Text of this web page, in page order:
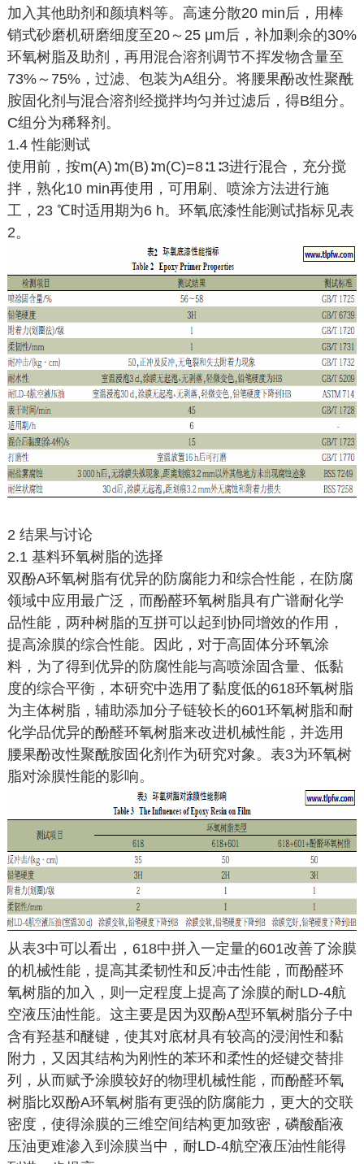
加入其他助剂和颜填料等。高速分散20 min后，用棒
销式砂磨机研磨细度至20～25 μm后，补加剩余的30%
环氧树脂及助剂，再用混合溶剂调节不挥发物含量至
73%～75%，过滤、包装为A组分。将腰果酚改性聚酰
胺固化剂与混合溶剂经搅拌均匀并过滤后，得B组分。
C组分为稀释剂。
1.4 性能测试
使用前，按m(A)∶m(B)∶m(C)=8∶1∶3进行混合，充分搅
拌，熟化10 min再使用，可用刷、喷涂方法进行施
工，23 ℃时适用期为6 h。环氧底漆性能测试指标见表
2。
2 结果与讨论
2.1 基料环氧树脂的选择
双酚A环氧树脂有优异的防腐能力和综合性能，在防腐
领域中应用最广泛，而酚醛环氧树脂具有广谱耐化学
品性能，两种树脂的互拼可以起到协同增效的作用，
提高涂膜的综合性能。因此，对于高固体分环氧涂
料，为了得到优异的防腐性能与高喷涂固含量、低黏
度的综合平衡，本研究中选用了黏度低的618环氧树脂
为主体树脂，辅助添加分子链较长的601环氧树脂和耐
化学品优异的酚醛环氧树脂来改进机械性能，并选用
腰果酚改性聚酰胺固化剂作为研究对象。表3为环氧树
脂对涂膜性能的影响。
从表3中可以看出，618中拼入一定量的601改善了涂膜
的机械性能，提高其柔韧性和反冲击性能，而酚醛环
氧树脂的加入，则一定程度上提高了涂膜的耐LD-4航
空液压油性能。这主要是因为双酚A型环氧树脂分子中
含有羟基和醚键，使其对底材具有较高的浸润性和黏
附力，又因其结构为刚性的苯环和柔性的烃键交替排
列，从而赋予涂膜较好的物理机械性能，而酚醛环氧
树脂比双酚A环氧树脂有更强的防腐能力，更大的交联
密度，使得涂膜的三维空间结构更加致密，磷酸酯液
压油更难渗入到涂膜当中，耐LD-4航空液压油性能得